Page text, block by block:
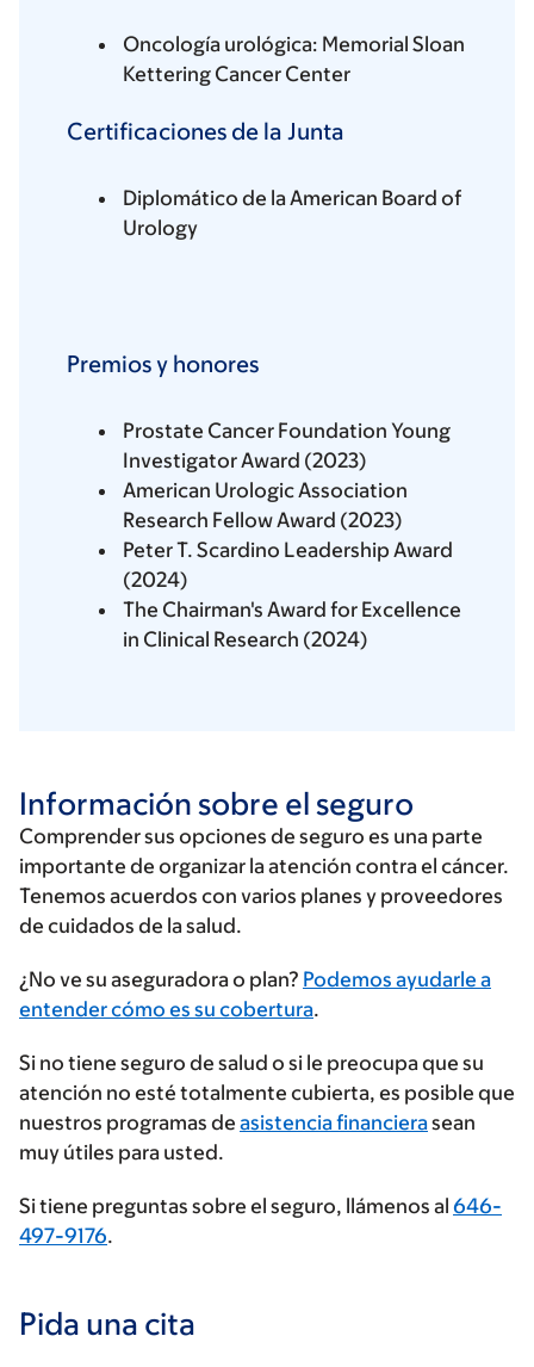
Oncología urológica: Memorial Sloan
Kettering Cancer Center
Certificaciones de la Junta
Diplomático de la American Board of
Urology
Premios y honores
Prostate Cancer Foundation Young
Investigator Award (2023)
American Urologic Association
Research Fellow Award (2023)
Peter T. Scardino Leadership Award
(2024)
The Chairman's Award for Excellence
in Clinical Research (2024)
Información sobre el seguro
Comprender sus opciones de seguro es una parte
importante de organizar la atención contra el cáncer.
Tenemos acuerdos con varios planes y proveedores
de cuidados de la salud.
Ingrese
su
de
seguros
¿No ve su aseguradora o plan? Podemos ayudarle a
entender cómo es su cobertura.
Si no tiene seguro de salud o si le preocupa que su
atención no esté totalmente cubierta, es posible que
nuestros programas de asistencia financierasean
muy útiles para usted.
Si tiene preguntas sobre el seguro, llámenos al 646-
497-9176.
Pida una cita